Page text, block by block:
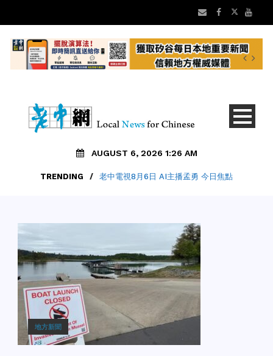
AUGUST 6, 2026 1:26 AM
TRENDING / 老中電視8月6日 AI主播孟勇 今日焦點
地方新聞